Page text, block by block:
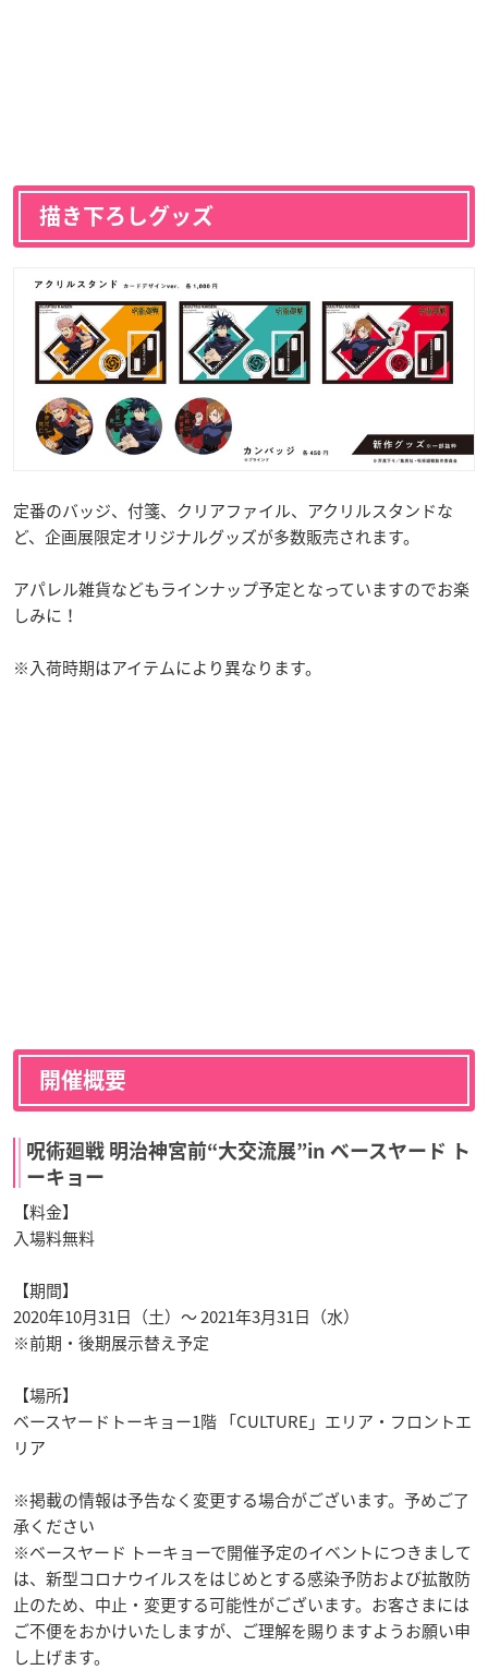
描き下ろしグッズ
定番のバッジ、付箋、クリアファイル、アクリルスタンドな
ど、企画展限定オリジナルグッズが多数販売されます。
アパレル雑貨などもラインナップ予定となっていますのでお楽
しみに！
※入荷時期はアイテムにより異なります。
開催概要
呪術廻戦 明治神宮前“大交流展”in ベースヤード ト
ーキョー
【料金】
入場料無料
【期間】
2020年10月31日（土）〜 2021年3月31日（水）
※前期・後期展示替え予定
【場所】
ベースヤードトーキョー1階 「CULTURE」エリア・フロントエ
リア
※掲載の情報は予告なく変更する場合がございます。予めご了
承ください
※ベースヤード トーキョーで開催予定のイベントにつきまして
は、新型コロナウイルスをはじめとする感染予防および拡散防
止のため、中止・変更する可能性がございます。お客さまには
ご不便をおかけいたしますが、ご理解を賜りますようお願い申
し上げます。